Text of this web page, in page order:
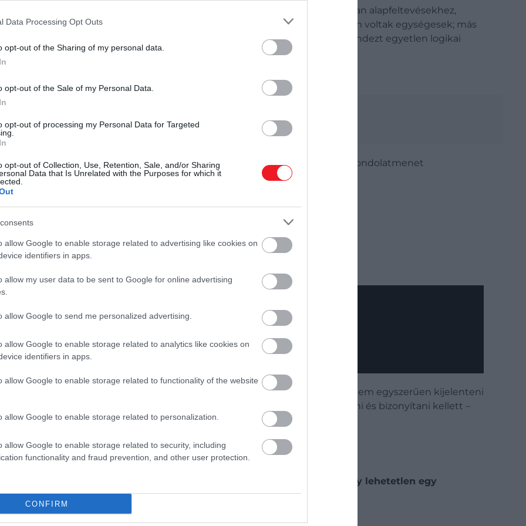
Data Processing Opt Outs
opt-out of the Sharing of my personal data.
opt-out of the Sale of my Personal Data.
opt-out of processing my Personal Data for Targeted
opt-out of Collection, Use, Retention, Sale, and/or Sharing
Data that Is Unrelated with the Purposes for which it
allow Google to enable storage related to advertising like cookies on
identifiers in apps.
allow my user data to be sent to Google for online advertising
allow Google to send me personalized advertising.
allow Google to enable storage related to analytics like cookies on
identifiers in apps.
allow Google to enable storage related to functionality of the website
allow Google to enable storage related to personalization.
allow Google to enable storage related to security, including
functionality and fraud prevention, and other user protection.
CONFIRM
amelyek újabb bizonyításokra támaszkodnak. Ez a lánc végül eljut olyan alapfeltevésekhez,
elfogadjuk őket. A 20. század elején azonban ezek az alapok nem voltak egységesek; más
vagy a kalkulusban. A
célja az volt, hogy mindezt egyetlen logikai
sikerült feloldani
először definiálják, mi az a „szám”, majd azt is, mit jelent az összeadás. A gondolatmenet
a másikban szintén egy.
nincs közös része.
olyan halmazt kapunk, amely pontosan két elemet tartalmaz.
az állításnak, hogy 1+1=2. A megoldás azért ilyen bonyolult, mert a szerzők nem egyszerűen kijelenteni
alapokra akarták azt helyezni. Ehhez minden apró lépést külön definiálni és bizonyítani kellett –
dolog létezik, akkor külön-külön is léteznek”.
volt a logikára és a matematika filozófiájára, de idővel kiderült, hogy lehetetlen egy
rendszert létrehozni ellentmondások nélkül.